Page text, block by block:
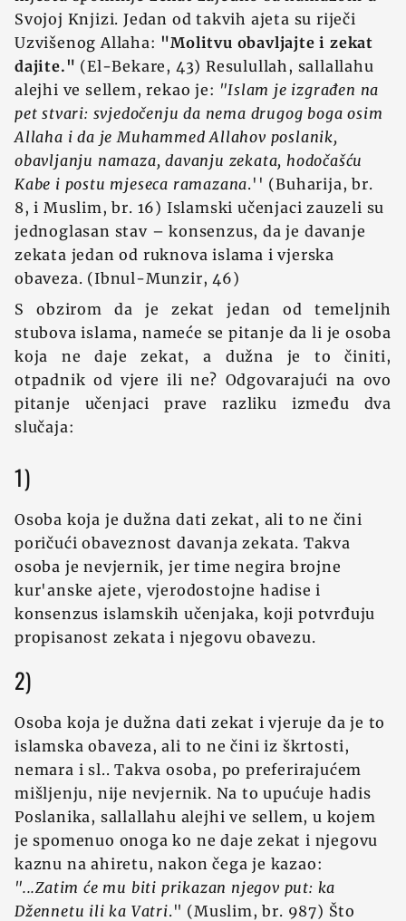
Svojoj Knjizi. Jedan od takvih ajeta su riječi
Uzvišenog Allaha: "Molitvu obavljajte i zekat
dajite." (El-Bekare, 43) Resulullah, sallallahu
alejhi ve sellem, rekao je: "Islam je izgrađen na
pet stvari: svjedočenju da nema drugog boga osim
Allaha i da je Muhammed Allahov poslanik,
obavljanju namaza, davanju zekata, hodočašću
Kabe i postu mjeseca ramazana.'' (Buharija, br.
8, i Muslim, br. 16) Islamski učenjaci zauzeli su
jednoglasan stav – konsenzus, da je davanje
zekata jedan od ruknova islama i vjerska
obaveza. (Ibnul-Munzir, 46)
S obzirom da je zekat jedan od temeljnih
stubova islama, nameće se pitanje da li je osoba
koja ne daje zekat, a duž‍na je to činiti,
otpadnik od vjere ili ne? Odgovarajući na ovo
pitanje učenjaci prave razliku između dva
slučaja:
1)
Osoba koja je duž‍na dati zekat, ali to ne čini
poričući obaveznost davanja zekata. Takva
osoba je nevjernik, jer time negira brojne
kur'anske ajete, vjerodostojne hadise i
konsenzus islamskih učenjaka, koji potvrđuju
propisanost zekata i njegovu obavezu.
2)
Osoba koja je duž‍na dati zekat i vjeruje da je to
islamska obaveza, ali to ne čini iz škrtosti,
nemara i sl.. Takva osoba, po preferirajućem
mišljenju, nije nevjernik. Na to upućuje hadis
Poslanika, sallallahu alejhi ve sellem, u kojem
je spomenuo onoga ko ne daje zekat i njegovu
kaznu na ahiretu, nakon čega je kazao:
"...Zatim će mu biti prikazan njegov put: ka
Džennetu ili ka Vatri." (Muslim, br. 987) Što